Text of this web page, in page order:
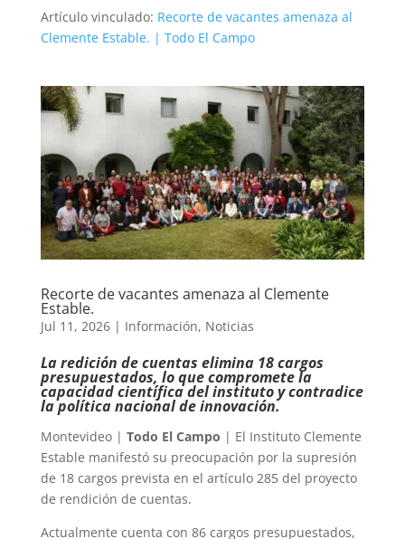
Artículo vinculado: Recorte de vacantes amenaza al
Clemente Estable. | Todo El Campo
Recorte de vacantes amenaza al Clemente
Estable.
Jul 11, 2026| Información, Noticias
La redición de cuentas elimina 18 cargos
presupuestados, lo que compromete la
capacidad científica del instituto y contradice
la política nacional de innovación.
Montevideo | Todo El Campo | El Instituto Clemente
Estable manifestó su preocupación por la supresión
de 18 cargos prevista en el artículo 285 del proyecto
de rendición de cuentas.
Actualmente cuenta con 86 cargos presupuestados,